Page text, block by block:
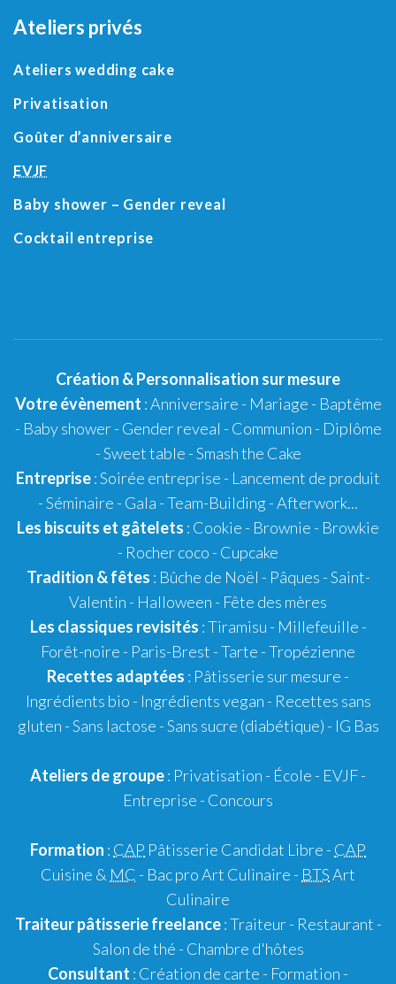
Ateliers privés
Ateliers wedding cake
Privatisation
Goûter d’anniversaire
EVJF
Baby shower – Gender reveal
Cocktail entreprise
Création &Personnalisation sur mesure
Votre évènement :Anniversaire - Mariage - Baptême
- Baby shower- Gender reveal - Communion - Diplôme
-Sweet table -Smash the Cake
Entreprise: Soirée entreprise - Lancement de produit
- Séminaire - Gala - Team-Building - Afterwork...
Les biscuits et gâtelets : Cookie - Brownie - Browkie
- Rocher coco - Cupcake
Tradition & fêtes : Bûche de Noël - Pâques -Saint-
Valentin - Halloween - Fête des mères
Les classiques revisités :Tiramisu - Millefeuille -
Forêt-noire - Paris-Brest - Tarte -Tropézienne
Recettes adaptées : Pâtisserie sur mesure -
Ingrédients bio - Ingrédients vegan - Recettes sans
gluten - Sans lactose - Sans sucre (diabétique) - IG Bas
Ateliers de groupe: Privatisation - École - EVJF-
Entreprise - Concours
Formation : CAP Pâtisserie Candidat Libre - CAP
Cuisine & MC - Bac pro Art Culinaire - BTSArt
Culinaire
Traiteur pâtisseriefreelance:Traiteur- Restaurant -
Salon de thé - Chambre d'hôtes
Consultant : Création de carte - Formation -